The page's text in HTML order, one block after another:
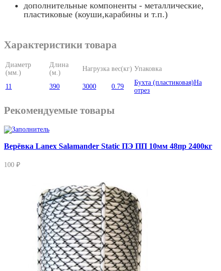
дополнительные компоненты - металлические,
пластиковые (коуши,карабины и т.п.)
Характеристики товара
Диаметр
(мм.)
Длина
(м.)
Нагрузка вес(кг) Упаковка
11 390 3000 0.79
Бухта (пластиковая)На
отрез
Рекомендуемые товары
Верёвка Lanex Salamander Static ПЭ ПП 10мм 48пр 2400кг
100 ₽